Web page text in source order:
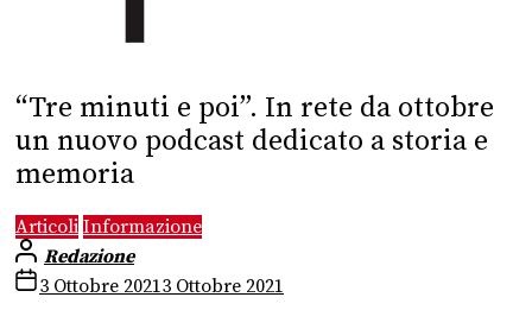
“Tre minuti e poi”. In rete da ottobre
un nuovo podcast dedicato a storia e
memoria
Articoli Informazione
Redazione
3 Ottobre 20213 Ottobre 2021